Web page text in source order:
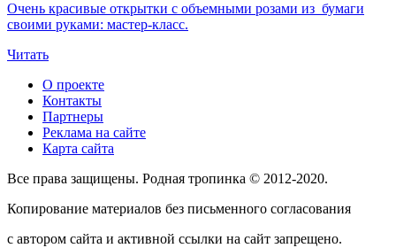
Очень красивые открытки с объемными розами из бумаги
своими руками: мастер-класс.
Читать
О проекте
Контакты
Партнеры
Реклама на сайте
Карта сайта
Все права защищены. Родная тропинка © 2012-2020.
Копирование материалов без письменного согласования
с автором сайта и активной ссылки на сайт запрещено.